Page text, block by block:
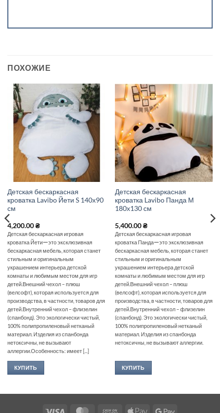
ПОХОЖИЕ
Детская бескаркасная
кроватка Lavibo Йети S 140х90
см
4,200.00₴
Детская бескаркасная игровая
кроватка Йетиーэто эксклюзивная
бескаркасная мебель, которая станет
стильным и оригинальным
украшением интерьера детской
комнаты и любимым местом для игр
детей.Внешний чехол – плюш
(велсофт), которая используется для
производства, в частности, товаров для
детей.Внутренний чехол – флизелин
(спанбонд). Это экологически чистый,
100% полипропиленовый нетканый
материал. Изделия из спанбонда
нетоксичны, не вызывают
аллергии.Особенность: имеет [...]
КУПИТЬ
Детская бескаркасная
кроватка Lavibo Панда М
180х130 см
5,400.00₴
Детская бескаркасная игровая
кроватка Пандаーэто эксклюзивная
бескаркасная мебель, которая станет
стильным и оригинальным
украшением интерьера детской
комнаты и любимым местом для игр
детей.Внешний чехол – плюш
(велсофт), которая используется для
производства, в частности, товаров для
детей.Внутренний чехол – флизелин
(спанбонд). Это экологически чистый,
100% полипропиленовый нетканый
материал. Изделия из спанбонда
нетоксичны, не вызывают аллергии.
КУПИТЬ
Visa MasterCardCash Apple Google